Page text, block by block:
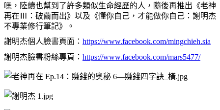
噪，陸續也幫到了許多類似生命經歷的人，隨後再推出《老神
再在
：破繭而出》以及《懂你自己，才能做你自己：謝明杰
不專業修行筆記》。
謝明杰個人臉書頁面： https://www.facebook.com/mingchieh.sia
謝明杰臉書粉絲專頁： https://www.facebook.com/mars5477/